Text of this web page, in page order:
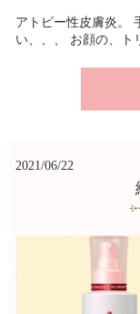
アトピー性皮膚炎。
い、、、 お顔の、
2021/06/22